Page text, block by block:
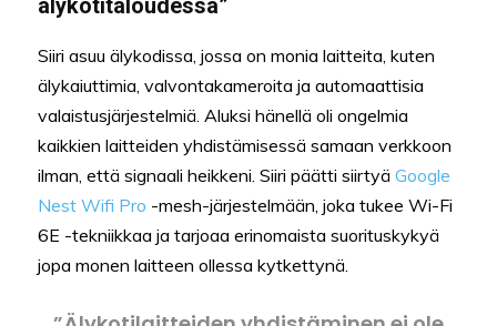
älykotitaloudessa”
Siiri asuu älykodissa, jossa on monia laitteita, kuten
älykaiuttimia, valvontakameroita ja automaattisia
valaistusjärjestelmiä. Aluksi hänellä oli ongelmia
kaikkien laitteiden yhdistämisessä samaan verkkoon
ilman, että signaali heikkeni. Siiri päätti siirtyä Google
Nest Wifi Pro -mesh-järjestelmään, joka tukee Wi-Fi
6E -tekniikkaa ja tarjoaa erinomaista suorituskykyä
jopa monen laitteen ollessa kytkettynä.